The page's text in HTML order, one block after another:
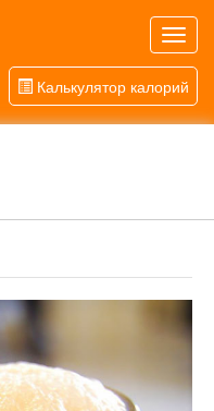
Калькулятор калорий